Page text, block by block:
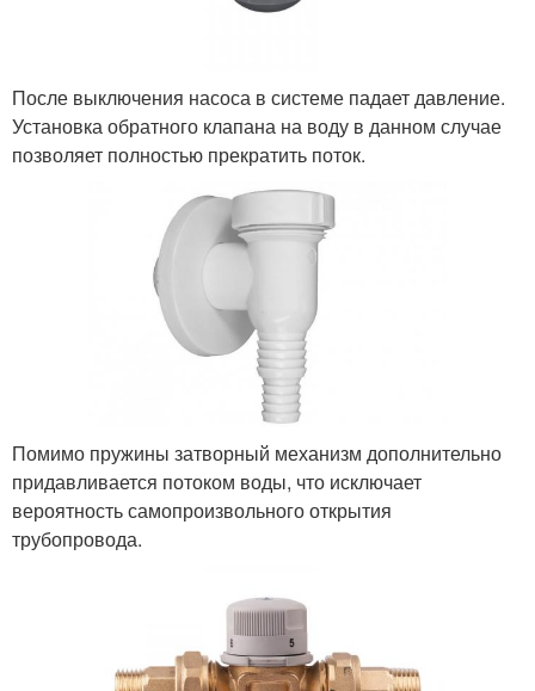
После выключения насоса в системе падает давление.
Установка обратного клапана на воду в данном случае
позволяет полностью прекратить поток.
Помимо пружины затворный механизм дополнительно
придавливается потоком воды, что исключает
вероятность самопроизвольного открытия
трубопровода.